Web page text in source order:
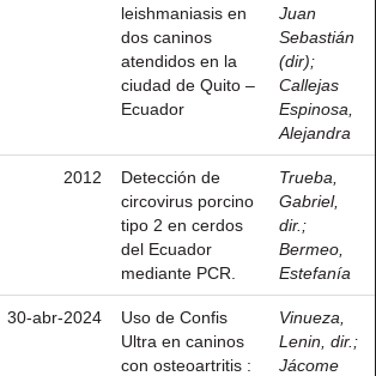
leishmaniasis en
dos caninos
atendidos en la
ciudad de Quito –
Ecuador
Juan
Sebastián
(dir);
Callejas
Espinosa,
Alejandra
2012
Detección de
circovirus porcino
tipo 2 en cerdos
del Ecuador
mediante PCR.
Trueba,
Gabriel,
dir. ;
Bermeo,
Estefanía
30-abr-2024
Uso de Confis
Ultra en caninos
con osteoartritis :
Vinueza,
Lenin, dir. ;
Jácome